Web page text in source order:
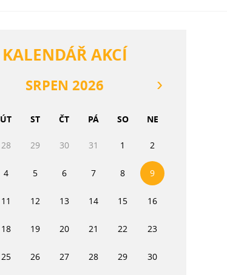
KALENDÁŘ AKCÍ
SRPEN 2026
ÚT ST ČT PÁ SO NE
28 29 30 31 1 2
4 5 6 7 8 9
11 12 13 14 15 16
18 19 20 21 22 23
25 26 27 28 29 30